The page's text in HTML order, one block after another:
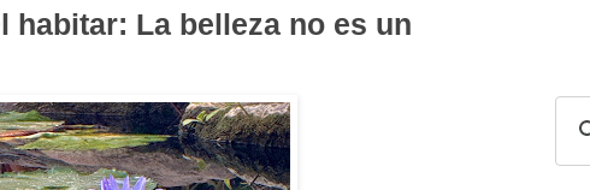
habitar: La belleza no es un